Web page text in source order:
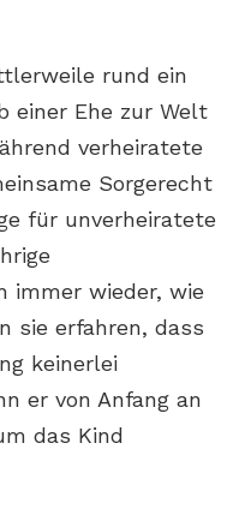
rund ein
einer Ehe zur Welt
verheiratete
Sorgerecht
für unverheiratete
immer wieder, wie
sie erfahren, dass
keinerlei
er von Anfang an
das Kind